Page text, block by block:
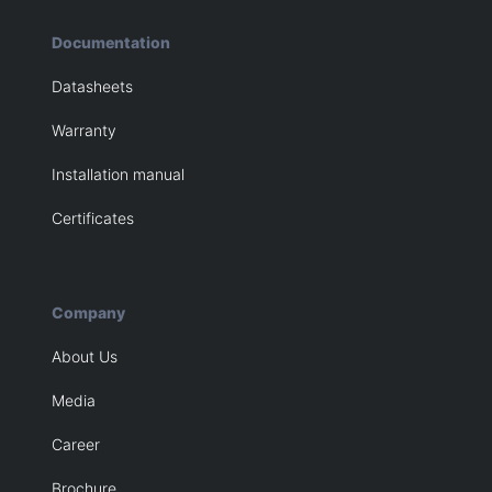
Documentation
Datasheets
Warranty
Installation manual
Certificates
Company
About Us
Media
Career
Brochure